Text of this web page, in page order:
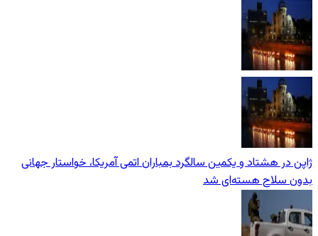
ژاپن در هشتاد و یکمین سالگرد بمباران اتمی آمریکا، خواستار جهانی
بدون سلاح هسته‌ای شد